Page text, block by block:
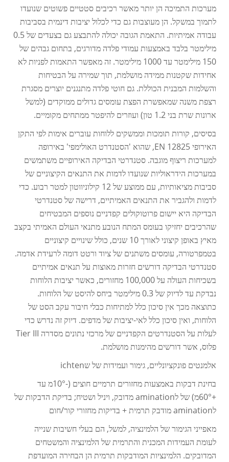
מערכות התמיכה הן יותר מאשר רכיבים סטטיים פשוטים שנועדו
לתמוך במשקל. הן מעוצבות גם כדי לכלול יציבות דינמית בסביבות
עבודה אמיתיות. התאמת הגובה יכולה להתבצע גם בצעדים של 0.5
מילימטר בלבד באמצעות עמודי פלדה מדורגים, בתחום גבהים של
150 מילימטר עד 1000 מילימטר. זה מאפשר התאמות לפניות לא
אחידות שקטנות ממידה מושלמת, תוך שמירה על הבטיחות
והשלמות המבנית הכוללת. גם חוטי פלדה מתנגנים יוצרים מסגרת
רצפת משנה שמאפשרת הפצת עומסים גדולים ממוקדים (למשל
ארונות שרת בני 1.2 טון) ועוזרים להיפטר ממתחים מקומיים.
בסיסים, קורות תומכות וממשקים ללוחות עוברים אימות לפי התקן
האירופי EN 12825, שהוא 'הסטנדרט האולימפי' באירופה
למערכות ריצוף מוגבה. סטנדרטי הבדיקה האירופיים משתמשים
במערכות הידראוליות שנועדו לדמות את התנאים הקיצוניים של
סביבות מציאותיות, עם ממוצע של 12 קילוניווטון למטר רבוע. כדי
לדמות ולהגביר את התנאים האמיתיים, דרישה של סטנדרטי
הבדיקה היא יישום פרוטוקולים קפדניים נוספים המבטיחים
שהרכיבים יחזיקו בעומס המתח הנובע מתנאי העולם האמיתי בקצב
מאיץ באופן קיצוני לאורך 10 שנים, כולל שינויים קיצוניים
בטמפרטורה, עומסים משתנים של ציוד ורטט דומה לרעידת אדמה.
סטנדרטי הבדיקה דורשים חזרות מאוצות על תנאים אמיתיים
בשכיחות העולה על 100,000 מחזורים, כאשר יציבות הלוחות
נבדקת עד לדיוק של 0.3 מילימטר ביחס להיסט של הלוחות.
כתוצאה מכך אין סיכון כלל למתיחות כבלי חיבור עקב הסט של
הלוחות, ואין סיכון כלל לאי-יציבות של מדפים. דיוק זה נדרש כדי
לעלות על הסטנדרטים הקפדניים של מרכזי נתונים מסדרה Tier III
פלוס, אשר דורשים מהימנות מושלמת.
אלמנטים פונקציונליים, גימור ועמידות של שichten
בחינת דבקות באמצעות מחזורים תרמיים חוצים (-10°מ עד
+60°מ) של לamination מדובק, ויניל ושטיח; בדיקת הדבקות של
לamination מודבק תרמית + בדיקות מחזורי קור/חום
מאפייני הגימור של הלמינציה, למשל, הם בעלי חשיבות שנייה
לעומת העמידות המכנית והתרמית של הלמינציה והמשטחים
המדובקים. הלמינציות המודבקות תרמית הן הבחירה המועדפת